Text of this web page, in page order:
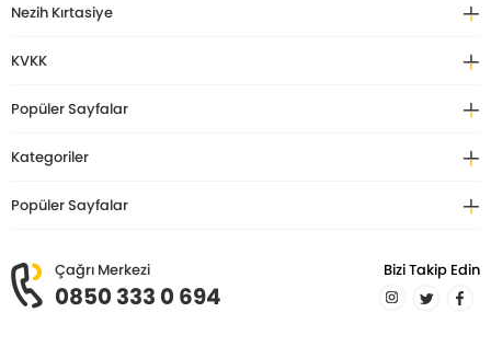
Nezih Kırtasiye
KVKK
Popüler Sayfalar
Kategoriler
Popüler Sayfalar
Çağrı Merkezi
0850 333 0 694
Bizi Takip Edin